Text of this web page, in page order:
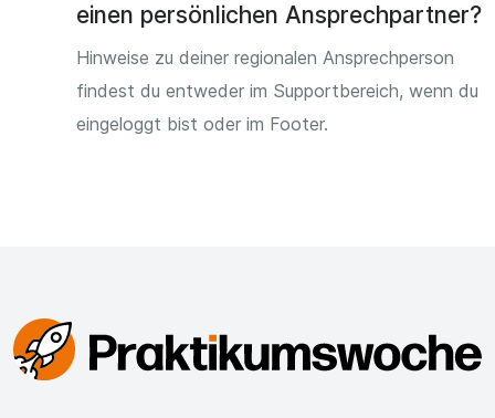
einen persönlichen Ansprechpartner?
Hinweise zu deiner regionalen Ansprechperson
findest du entweder im Supportbereich, wenn du
eingeloggt bist oder im Footer.